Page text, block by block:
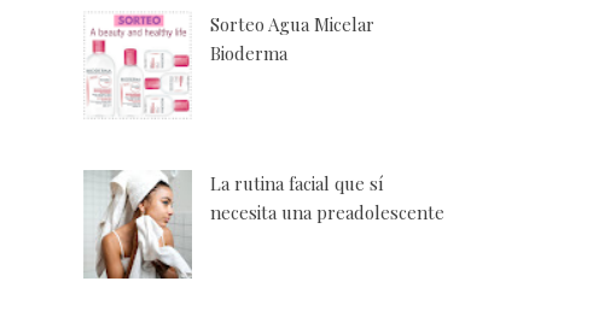
Sorteo Agua Micelar
Bioderma
La rutina facial que sí
necesita una preadolescente